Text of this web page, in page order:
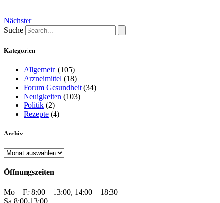
Nächster
Suche
Kategorien
Allgemein (105)
Arzneimittel (18)
Forum Gesundheit (34)
Neuigkeiten (103)
Politik (2)
Rezepte (4)
Archiv
Archiv
Öffnungszeiten
Mo – Fr 8:00 – 13:00, 14:00 – 18:30
Sa 8:00-13:00